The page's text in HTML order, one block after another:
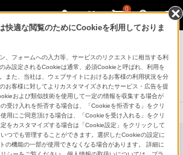
0
HDMIケーブル
HE10HF...
快適な閲覧のためにCookieを利用しておりま
、フォームへの入力等、サービスのリクエストに相当する利
み設定されるCookieは通常、必須Cookieと呼ばれ、利用を
また、当社は、ウェブサイトにおけるお客様の利用状況を分
お客様に対してよりカスタマイズされたサービス・広告を提
および類似技術を使用して一定の情報を収集する場合が
受け入れを拒否する場合は、「Cookieを拒否する」をクリ
用にご同意頂ける場合は、「Cookieを受け入れる」をクリ
をカスタマイズする場合は「Cookie設定」をクリックして
つでも管理することができます。選択したCookieの設定に
の機能の一部が使用できなくなる場合があります。 詳細に